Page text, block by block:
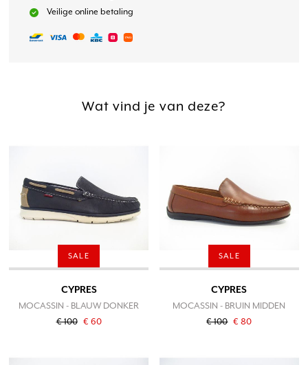
Veilige online betaling
Wat vind je van deze?
SALE
CYPRES
MOCASSIN - BLAUW DONKER
€ 100 € 60
SALE
CYPRES
MOCASSIN - BRUIN MIDDEN
€ 100 € 80